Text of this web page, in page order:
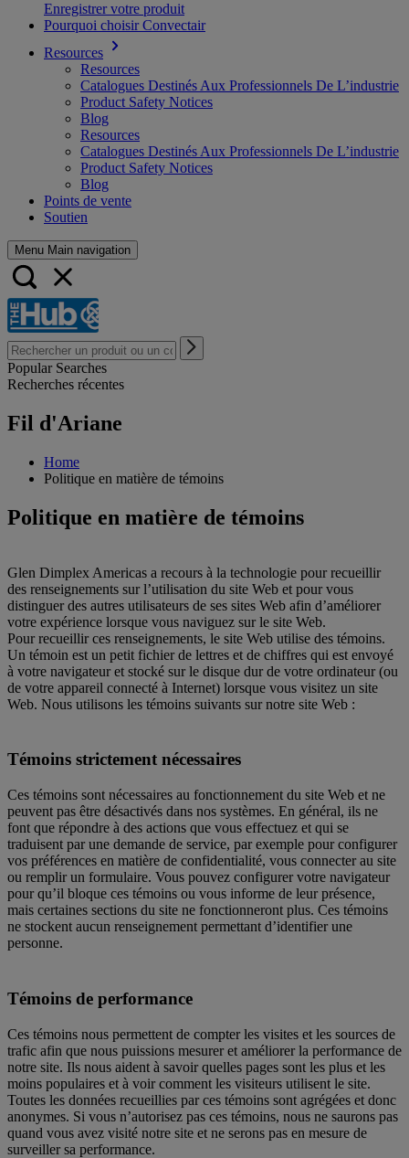
Enregistrer votre produit
Pourquoi choisir Convectair
Resources
Resources
Catalogues Destinés Aux Professionnels De L’industrie
Product Safety Notices
Blog
Resources
Catalogues Destinés Aux Professionnels De L’industrie
Product Safety Notices
Blog
Points de vente
Soutien
Menu Main navigation
Popular Searches
Recherches récentes
Fil d'Ariane
Home
Politique en matière de témoins
Politique en matière de témoins
Glen Dimplex Americas a recours à la technologie pour recueillir
des renseignements sur l’utilisation du site Web et pour vous
distinguer des autres utilisateurs de ses sites Web afin d’améliorer
votre expérience lorsque vous naviguez sur le site Web.
Pour recueillir ces renseignements, le site Web utilise des témoins.
Un témoin est un petit fichier de lettres et de chiffres qui est envoyé
à votre navigateur et stocké sur le disque dur de votre ordinateur (ou
de votre appareil connecté à Internet) lorsque vous visitez un site
Web. Nous utilisons les témoins suivants sur notre site Web :
Témoins strictement nécessaires
Ces témoins sont nécessaires au fonctionnement du site Web et ne
peuvent pas être désactivés dans nos systèmes. En général, ils ne
font que répondre à des actions que vous effectuez et qui se
traduisent par une demande de service, par exemple pour configurer
vos préférences en matière de confidentialité, vous connecter au site
ou remplir un formulaire. Vous pouvez configurer votre navigateur
pour qu’il bloque ces témoins ou vous informe de leur présence,
mais certaines sections du site ne fonctionneront plus. Ces témoins
ne stockent aucun renseignement permettant d’identifier une
personne.
Témoins de performance
Ces témoins nous permettent de compter les visites et les sources de
trafic afin que nous puissions mesurer et améliorer la performance de
notre site. Ils nous aident à savoir quelles pages sont les plus et les
moins populaires et à voir comment les visiteurs utilisent le site.
Toutes les données recueillies par ces témoins sont agrégées et donc
anonymes. Si vous n’autorisez pas ces témoins, nous ne saurons pas
quand vous avez visité notre site et ne serons pas en mesure de
surveiller sa performance.